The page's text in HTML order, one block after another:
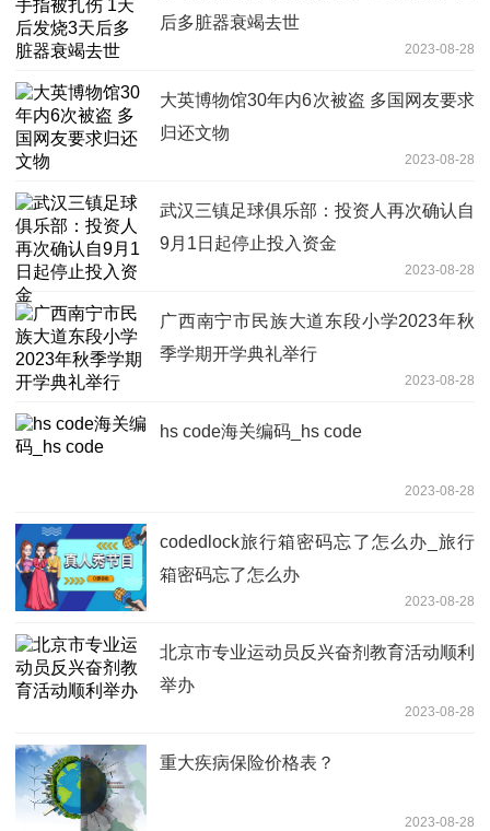
后多脏器衰竭去世
2023-08-28
大英博物馆30年内6次被盗 多国网友要求
归还文物
2023-08-28
武汉三镇足球俱乐部：投资人再次确认自
9月1日起停止投入资金
2023-08-28
广西南宁市民族大道东段小学2023年秋
季学期开学典礼举行
2023-08-28
hs code海关编码_hs code
2023-08-28
codedlock旅行箱密码忘了怎么办_旅行
箱密码忘了怎么办
2023-08-28
北京市专业运动员反兴奋剂教育活动顺利
举办
2023-08-28
重大疾病保险价格表？
2023-08-28